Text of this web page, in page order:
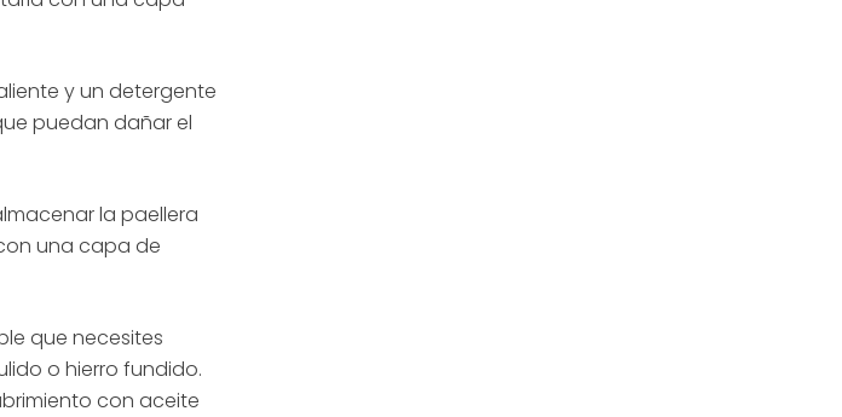
y un detergente
puedan dañar el
la paellera
una capa de
que necesites
o hierro fundido.
con aceite